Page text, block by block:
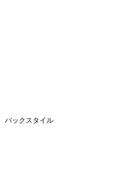
バックスタイル